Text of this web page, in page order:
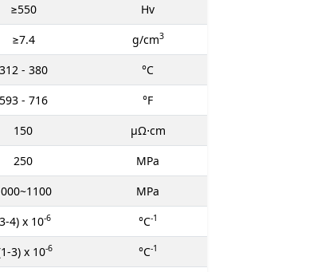
≥550
Hv
≥7.4 g/cm3
312 - 380
°C
593 - 716
°F
150
μΩ⋅cm
250
MPa
MPa
4) x 10-6 °C-1
3) x 10-6 °C-1